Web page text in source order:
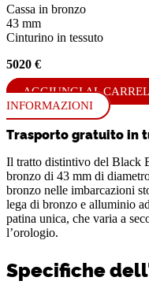
Cassa in bronzo
43 mm
Cinturino in tessuto
5020 €
AGGIUNGI AL
INFORMAZIONI
Trasporto gratuito in
Il tratto distintivo del Black
bronzo di 43 mm di
bronzo nelle imbarcazioni
lega di bronzo e alluminio
patina unica, che varia a
l’orologio.
Specifiche